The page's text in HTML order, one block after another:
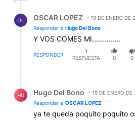
OL OSCAR LOPEZ
19 DE ENERO DE
Responder a Hugo Del Bono
Y VOS COMES MI..............
RESPONDER
1
RESPUESTA
0 0
HD Hugo Del Bono
19 DE ENERO DE
Responder a OSCAR LOPEZ
ya te queda poquito poquito